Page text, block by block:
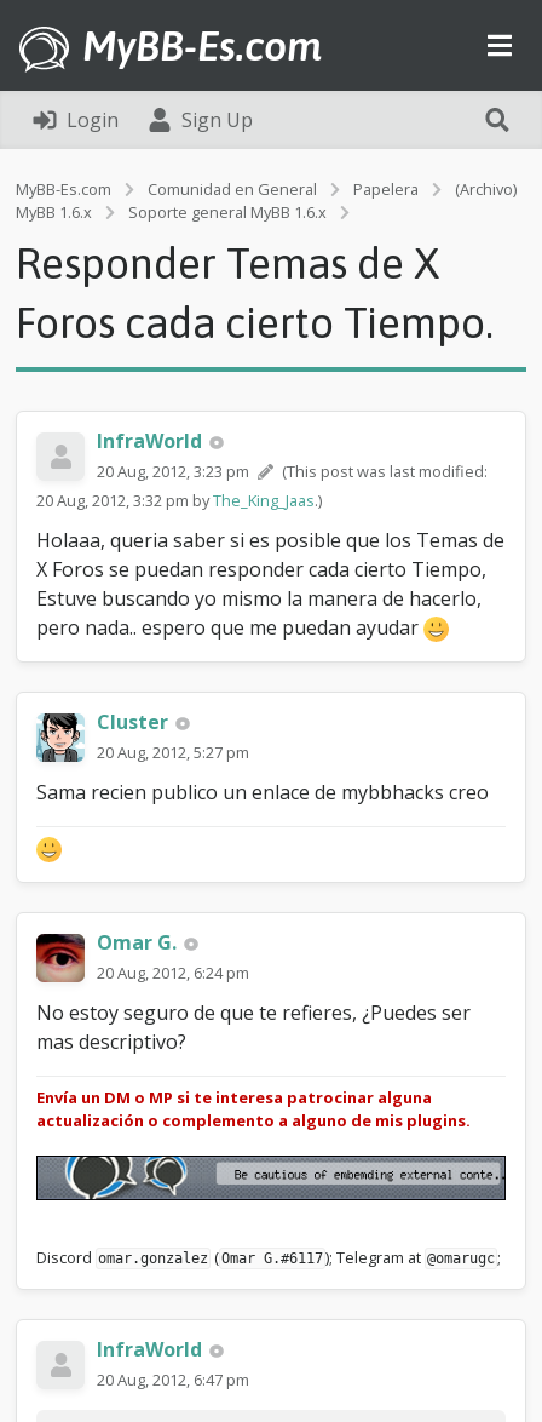
MyBB-Es.com
Login Sign Up
MyBB-Es.com Comunidad en General Papelera
(Archivo)
MyBB 1.6.x
Soporte general MyBB 1.6.x
s
p
o
e
T
m
d
X
F
o
s
a
c
r
m
Responder Temas de X
Foros cada cierto Tiempo.
InfraWorld
20 Aug, 2012, 3:23 pm
(This post was last modified:
20 Aug, 2012, 3:32 pm byThe_King_Jaas.)
Holaaa, queria saber si es posible que los Temas de
X Foros se puedan responder cada cierto Tiempo,
Estuve buscando yo mismo la manera de hacerlo,
pero nada.. espero que me puedan ayudar
Cluster
20 Aug, 2012, 5:27 pm
Sama recien publico un enlace de mybbhacks creo
Omar G.
20 Aug, 2012, 6:24 pm
No estoy seguro de que te refieres, ¿Puedes ser
mas descriptivo?
Envía un DM o MP si te interesa patrocinar alguna
actualización o complemento a alguno de mis plugins.
Discord omar.gonzalez (Omar G.#6117); Telegram at @omarugc ;
InfraWorld
20 Aug, 2012, 6:47 pm